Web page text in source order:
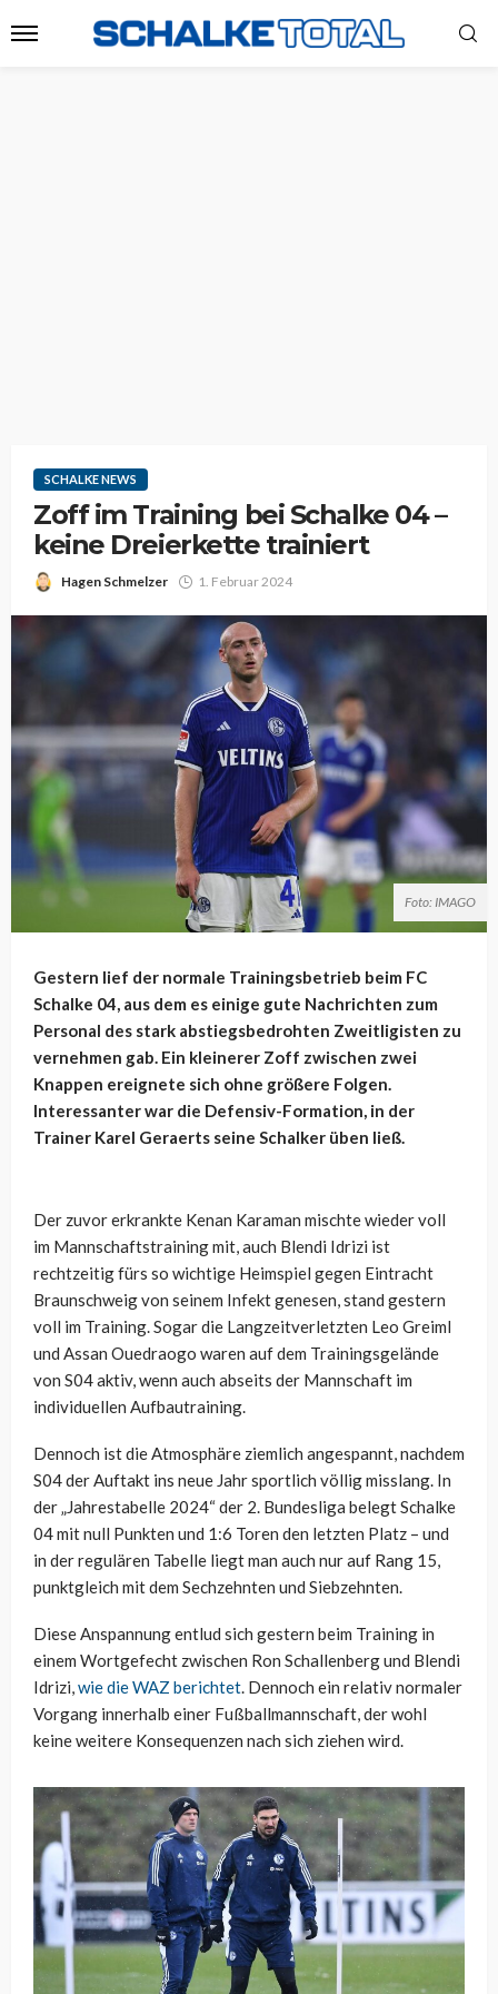
SCHALKE NEWS
Zoff im Training bei Schalke 04 –
keine Dreierkette trainiert
Hagen Schmelzer 1. Februar 2024
Foto: IMAGO
Gestern lief der normale Trainingsbetrieb beim FC
Schalke 04, aus dem es einige gute Nachrichten zum
Personal des stark abstiegsbedrohten Zweitligisten zu
vernehmen gab. Ein kleinerer Zoff zwischen zwei
Knappen ereignete sich ohne größere Folgen.
Interessanter war die Defensiv-Formation, in der
Trainer Karel Geraerts seine Schalker üben ließ.
Der zuvor erkrankte Kenan Karaman mischte wieder voll
im Mannschaftstraining mit, auch Blendi Idrizi ist
rechtzeitig fürs so wichtige Heimspiel gegen Eintracht
Braunschweig von seinem Infekt genesen, stand gestern
voll im Training. Sogar die Langzeitverletzten Leo Greiml
und Assan Ouedraogo waren auf dem Trainingsgelände
von S04 aktiv, wenn auch abseits der Mannschaft im
individuellen Aufbautraining.
Dennoch ist die Atmosphäre ziemlich angespannt, nachdem
S04 der Auftakt ins neue Jahr sportlich völlig misslang. In
der „Jahrestabelle 2024“ der 2. Bundesliga belegt Schalke
04 mit null Punkten und 1:6 Toren den letzten Platz – und
in der regulären Tabelle liegt man auch nur auf Rang 15,
punktgleich mit dem Sechzehnten und Siebzehnten.
Diese Anspannung entlud sich gestern beim Training in
einem Wortgefecht zwischen Ron Schallenberg und Blendi
Idrizi,wie die WAZ berichtet. Dennoch ein relativ normaler
Vorgang innerhalb einer Fußballmannschaft, der wohl
keine weitere Konsequenzen nach sich ziehen wird.